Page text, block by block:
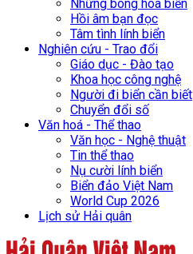
Những bông hoa biển
Hồi âm bạn đọc
Tâm tình lính biển
Nghiên cứu - Trao đổi
Giáo dục - Đào tạo
Khoa học công nghệ
Người đi biển cần biết
Chuyển đổi số
Văn hoá - Thể thao
Văn học - Nghệ thuật
Tin thể thao
Nụ cười lính biển
Biển đảo Việt Nam
World Cup 2026
Lịch sử Hải quân